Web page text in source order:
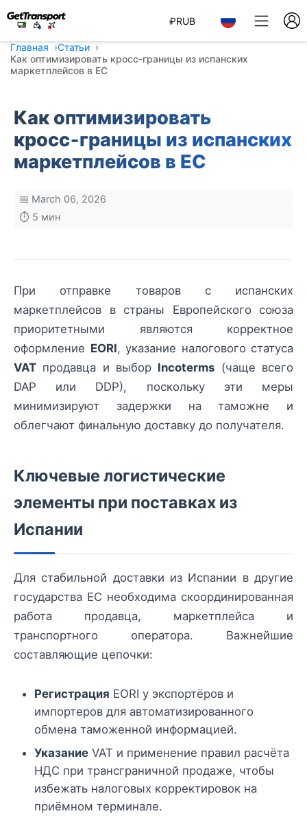
₽RUB
Главная
Статьи
Как оптимизировать кросс‑границы из испанских
маркетплейсов в ЕС
Как оптимизировать
кросс‑границы из испанских
маркетплейсов в ЕС
📅 March 06, 2026
⏱️ 5 мин
При отправке товаров с испанских
маркетплейсов в страны Европейского союза
приоритетными являются корректное
оформление EORI, указание налогового статуса
VAT продавца и выбор Incoterms (чаще всего
DAP или DDP), поскольку эти меры
минимизируют задержки на таможне и
облегчают финальную доставку до получателя.
Ключевые логистические
элементы при поставках из
Испании
Для стабильной доставки из Испании в другие
государства ЕС необходима скоординированная
работа продавца, маркетплейса и
транспортного оператора. Важнейшие
составляющие цепочки:
Регистрация EORI у экспортёров и
импортеров для автоматизированного
обмена таможенной информацией.
Указание VAT и применение правил расчёта
НДС при трансграничной продаже, чтобы
избежать налоговых корректировок на
приёмном терминале.